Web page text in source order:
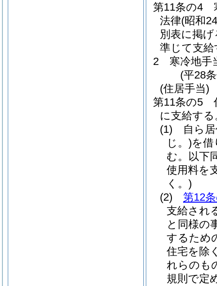
第11条の4
法律(昭和
別表に掲
準じて支
2
寒冷地手
(平28
(住居手当)
第11条の5
に支給する
(1)
自ら
じ。)を借
む。以下
使用料を
く。)
(2)
第12
支給され
と同様の
するため
住宅を除
れらのも
規則で定